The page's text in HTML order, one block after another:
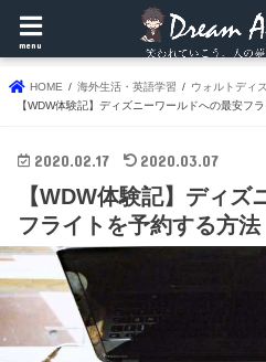
menu
HOME 海外生活・英語学習
ウォルトディ
【WDW体験記】ディズニーワールドへの最安フ
2020.02.17 2020.03.07
【WDW体験記】ディ
フライトを予約する方法